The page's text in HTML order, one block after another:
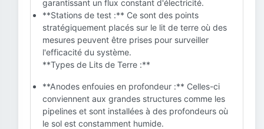
garantissant un flux constant d'électricité.
**Stations de test :** Ce sont des points
stratégiquement placés sur le lit de terre où des
mesures peuvent être prises pour surveiller
l'efficacité du système.
**Types de Lits de Terre :**
**Anodes enfouies en profondeur :** Celles-ci
conviennent aux grandes structures comme les
pipelines et sont installées à des profondeurs où
le sol est constamment humide.